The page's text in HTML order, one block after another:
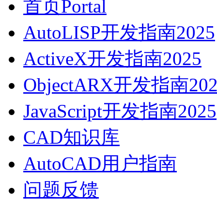
首页Portal
AutoLISP开发指南2025
ActiveX开发指南2025
ObjectARX开发指南
JavaScript开发指南2025
CAD知识库
AutoCAD用户指南
问题反馈